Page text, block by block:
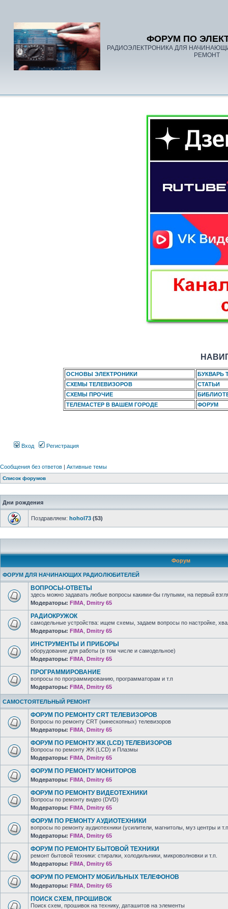
ФОРУМ ПО
РАДИОЭЛЕКТРОНИКА ДЛЯ
РЕМОНТ
ОСНОВЫ ЭЛЕКТРОНИКИ
БУКВАРЬ
СХЕМЫ ТЕЛЕВИЗОРОВ
СТАТЬИ
СХЕМЫ ПРОЧИЕ
ТЕЛЕМАСТЕР В ВАШЕМ ГОРОДЕ
ФОРУМ
Вход Регистрация
Сообщения без ответов | Активные темы
Список форумов
Дни рождения
Поздравляем: hohol73 (53)
Форум
ФОРУМ ДЛЯ НАЧИНАЮЩИХ РАДИОЛЮБИТЕЛЕЙ
ВОПРОСЫ-ОТВЕТЫ
здесь можно задавать любые вопросы какими-бы глупыми, на первый
Модераторы: FIMA Dmitry 65
РАДИОКРУЖОК
самодельные устройства: ищем схемы, задаем вопросы по настройке,
Модераторы: FIMA Dmitry 65
ИНСТРУМЕНТЫ И ПРИБОРЫ
оборудование для работы (в том числе и самодельное)
Модераторы: FIMA Dmitry 65
ПРОГРАММИРОВАНИЕ
вопросы по программированию, программаторам и т.п
Модераторы: FIMA Dmitry 65
САМОСТОЯТЕЛЬНЫЙ РЕМОНТ
ФОРУМ ПО РЕМОНТУ CRT ТЕЛЕВИЗОРОВ
Вопросы по ремонту CRT (кинескопных) телевизоров
Модераторы: FIMA Dmitry 65
ФОРУМ ПО РЕМОНТУ ЖК (LCD) ТЕЛЕВИЗОРОВ
Вопросы по ремонту ЖК (LCD) и Плазмы
Модераторы: FIMA Dmitry 65
ФОРУМ ПО РЕМОНТУ МОНИТОРОВ
Модераторы: FIMA Dmitry 65
ФОРУМ ПО РЕМОНТУ ВИДЕОТЕХНИКИ
Вопросы по ремонту видео (DVD)
Модераторы: FIMA Dmitry 65
ФОРУМ ПО РЕМОНТУ АУДИОТЕХНИКИ
вопросы по ремонту аудиотехники (усилители, магнитолы, муз центры и
Модераторы: FIMA Dmitry 65
ФОРУМ ПО РЕМОНТУ БЫТОВОЙ ТЕХНИКИ
ремонт бытовой техники: стиралки, холодильники, микроволновки и т.п.
Модераторы: FIMA Dmitry 65
ФОРУМ ПО РЕМОНТУ МОБИЛЬНЫХ ТЕЛЕФОНОВ
Модераторы: FIMA Dmitry 65
ПОИСК СХЕМ, ПРОШИВОК
Поиск схем, прошивок на технику, даташитов на элементы